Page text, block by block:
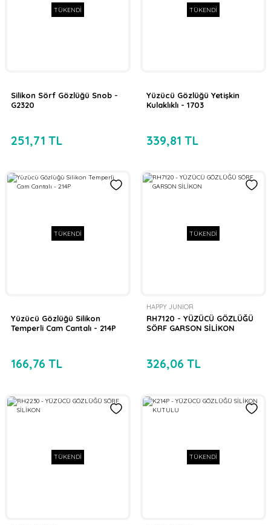
TÜKENDİ
Silikon Sörf Gözlüğü Snob -
G2320
251,71 TL
TÜKENDİ
Yüzücü Gözlüğü Yetişkin
Kulaklıklı - 1703
339,81 TL
TÜKENDİ
Yüzücü Gözlüğü Silikon
Temperli Cam Cantalı - 214P
166,76 TL
TÜKENDİ
HAPPY JUNIOR
RH7120 - YÜZÜCÜ GÖZLÜĞÜ
SÖRF GARSON SİLİKON
326,06 TL
TÜKENDİ TÜKENDİ